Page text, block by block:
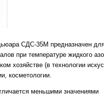
СДС-35М предназначен
при температуре жидкого
хозяйстве (в технологии
косметологии.
меньшими значениями